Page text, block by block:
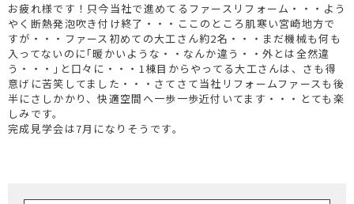
お疲れ様です！只今当社で進めてるファースリフォーム・・・よう
やく断熱発泡吹き付け終了・・・ここのところ肌寒い宮崎地方で
すが・・・ファース初めての大工さん約2名・・・まだ機械も何も
入ってないのに｢暖かいような・・なんか違う・・外とは全然違
う・・・｣と口々に・・・1棟目からやってる大工さんは、さも得
意げに苦笑してました・・・さてさて当社リフォームファースも後
半にさしかかり、快適空間へ一歩一歩近付いてます・・・とても楽
しみです。
完成見学会は7月になりそうです。